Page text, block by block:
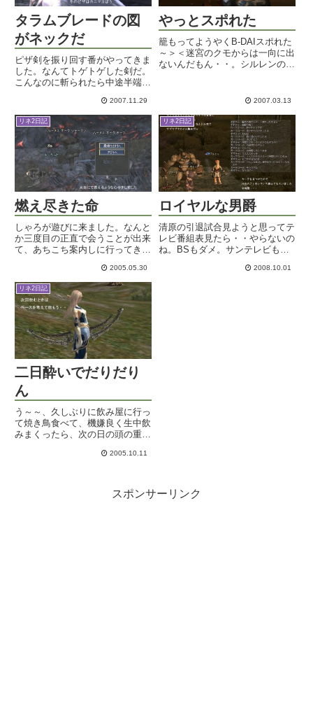
タラムブレードの図
がネックだ
ピザ剣を振り回す番がやってきま
した。なんてトゲトゲした剣だ。
こんなのに斬られたら中途半端に
してみようと思ってるんですが
ね。タラの現物があんまりお安く
ない。ので、作ってみることにし
ました。これ失敗したら私の今の
財...
2007.11.29
やっとスポれた
籠もってようやくB-DAIスポれた
～＞＜迷宮のクモからは一向に出
ないんだもん・・。シルレンのレ
プして頑張ってたのに、よそ見を
ェクトワールドのオープンβ...
2007.03.13
リネ2日記
燃え尽きた命
しゃろが遊びに来ました。なんと
か三度目の正直で会うことが出来
て、あちこち案内しに行ってきま
っと時間が出来たので、火炎にふ
らふら散歩に行ったらば奥の方で
心中するはめにｗセブンサインの
実録落としちゃったぜ～。誰か
に...
2005.05.30
リネ2日記
ロイヤルな男爵
清原の引退試合見ようと思ってテ
レビ番組表見たら・・やらないの
ね。BSもダメ。サンテレビもダ
てないし。まぁねぇ・・オリック
2008.10.01
リネ2日記
二日酔いでだりだり
ん
う～～、久しぶりに飲み屋に行っ
て焼き鳥食べて、機嫌良く生中飲
みまくったら、次の日の頭の重い
る前に水いっぱい飲んで薄めたは
毎日毎日チェックしてくださっ
2005.10.11
スポンサーリンク